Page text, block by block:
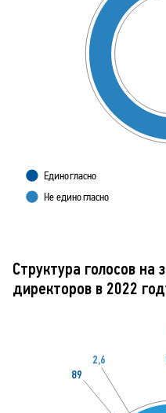
Единогласно
Не единогласно
Структура голосов на
директоров в 2022
2,6
89